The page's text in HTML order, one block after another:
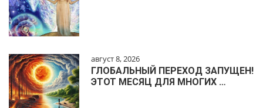
август 8, 2026
ГЛОБАЛЬНЫЙ ПЕРЕХОД ЗАПУЩЕН!
ЭТОТ МЕСЯЦ ДЛЯ МНОГИХ …